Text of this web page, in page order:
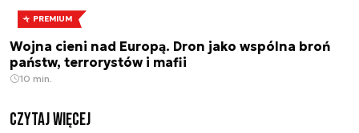
PREMIUM
Wojna cieni nad Europą. Dron jako wspólna broń
państw, terrorystów i mafii
10 min.
czytaj więcej